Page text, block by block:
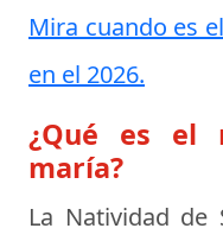
Mira cuando es
en el 2026.
¿Qué es el
maría?
La Natividad de